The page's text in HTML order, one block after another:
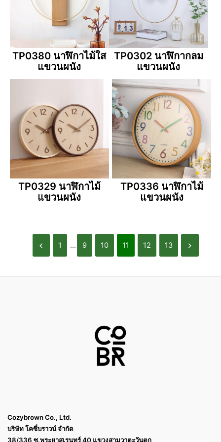
TP0380 นาฬิกาไม้ใส
แขวนผนัง
TP0302 นาฬิกากลม
แขวนผนัง
TP0329 นาฬิกาไม้
แขวนผนัง
TP0336 นาฬิกาไม้
แขวนผนัง
1 ... 9 10 11 12 13
Cozybrown Co., Ltd.
บริษัท โคซี่บราวน์ จำกัด
38/336 ซ.พระยาสุเรนทร์ 40 แขวงสามวาตะวันตก